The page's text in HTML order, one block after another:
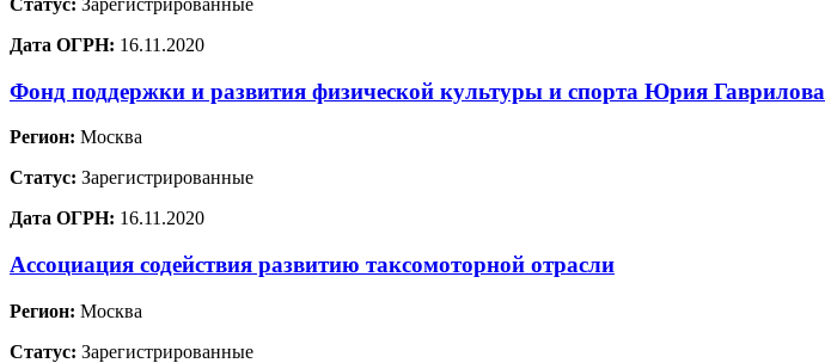
Дата ОГРН: 16.11.2020
Фонд поддержки и развития физической культуры и спорта Юрия Гаврилова
Регион: Москва
Статус: Зарегистрированные
Дата ОГРН: 16.11.2020
Ассоциация содействия развитию таксомоторной отрасли
Регион: Москва
Статус: Зарегистрированные